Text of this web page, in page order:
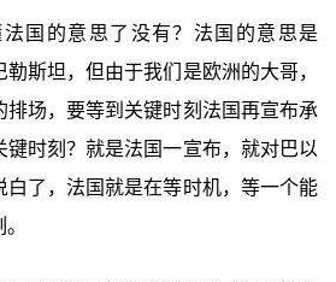
国的意思了没有？法国的意思是
斯坦，但由于我们是欧洲的大哥，
排场，要等到关键时刻法国再宣布承
时刻？就是法国一宣布，就对巴以
白了，法国就是在等时机，等一个能